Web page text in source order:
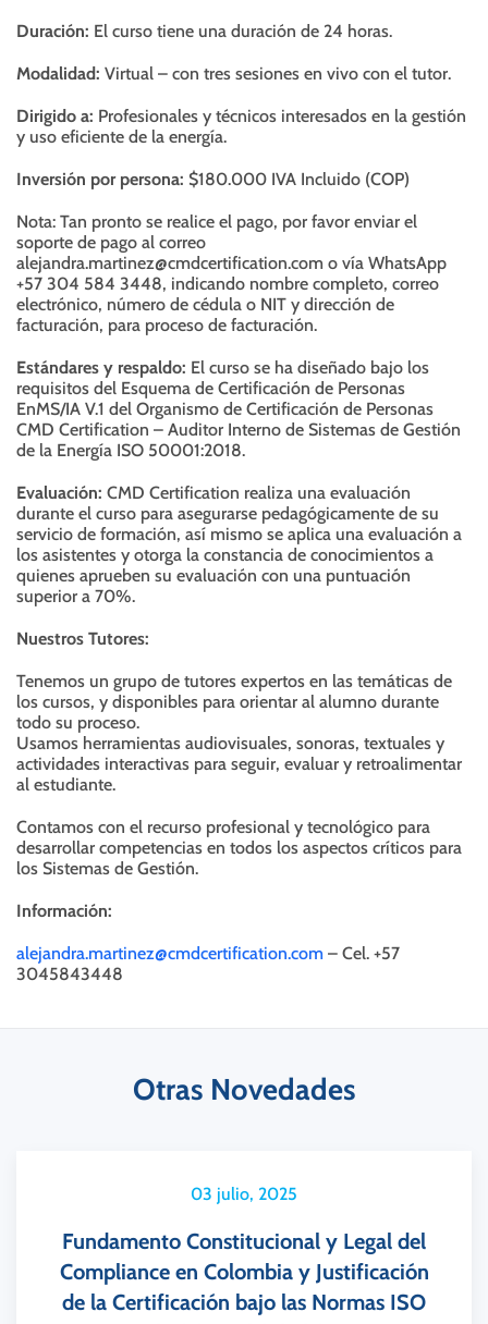
Duración: El curso tiene una duración de 24 horas.
Modalidad: Virtual – con tres sesiones en vivo con el tutor.
Dirigido a: Profesionales y técnicos interesados en la gestión
y uso eficiente de la energía.
Inversión por persona: $180.000 IVA Incluido (COP)
Nota: Tan pronto se realice el pago, por favor enviar el
soporte de pago al correo
alejandra.martinez@cmdcertification.com o vía WhatsApp
+57 304 584 3448, indicando nombre completo, correo
electrónico, número de cédula o NIT y dirección de
facturación, para proceso de facturación.
Estándares y respaldo: El curso se ha diseñado bajo los
requisitos del Esquema de Certificación de Personas
EnMS/IA V.1 del Organismo de Certificación de Personas
CMD Certification – Auditor Interno de Sistemas de Gestión
de la Energía ISO 50001:2018.
Evaluación: CMD Certification realiza una evaluación
durante el curso para asegurarse pedagógicamente de su
servicio de formación, así mismo se aplica una evaluación a
los asistentes y otorga la constancia de conocimientos a
quienes aprueben su evaluación con una puntuación
superior a 70%.
Nuestros Tutores:
Tenemos un grupo de tutores expertos en las temáticas de
los cursos, y disponibles para orientar al alumno durante
todo su proceso.
Usamos herramientas audiovisuales, sonoras, textuales y
actividades interactivas para seguir, evaluar y retroalimentar
al estudiante.
Contamos con el recurso profesional y tecnológico para
desarrollar competencias en todos los aspectos críticos para
los Sistemas de Gestión.
Información:
alejandra.martinez@cmdcertification.com – Cel. +57
3045843448
Otras Novedades
03 julio, 2025
Fundamento Constitucional y Legal del
Compliance en Colombia y Justificación
de la Certificación bajo las Normas ISO